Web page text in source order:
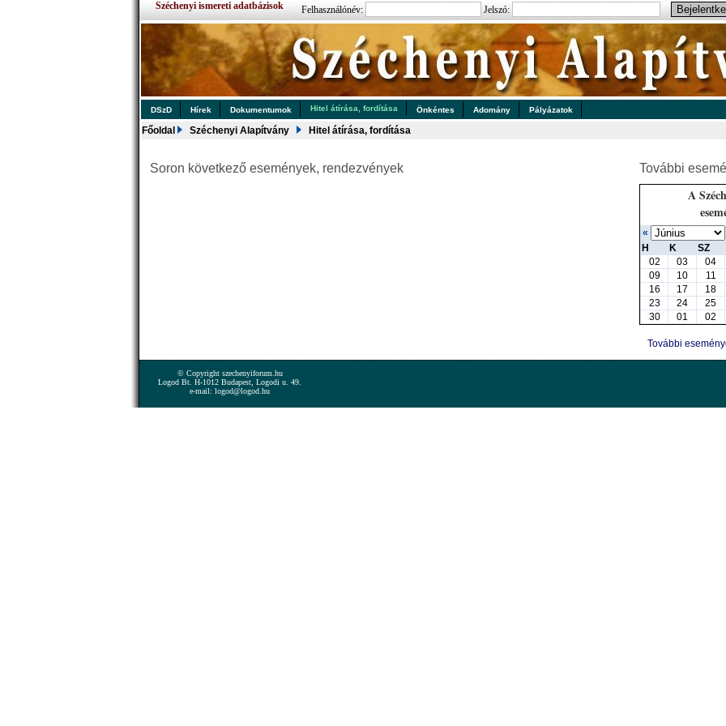
Széchenyi ismereti adatbázisok Felhasználónév: Jelszó:
DSzD Hírek Dokumentumok Hitel átírása, fordítása Önkéntes Adomány Pályázatok
Főoldal Széchenyi Alapítvány Hitel átírása, fordítása
Soron következő események, rendezvények További
A
«
H
K SZ
02
03 04
09
10 11
16
17 18
23
24 25
30
01 02
További
© Copyright szechenyiforum.hu
Logod Bt. H-1012 Budapest, Logodi u. 49.
e-mail: logod@logod.hu